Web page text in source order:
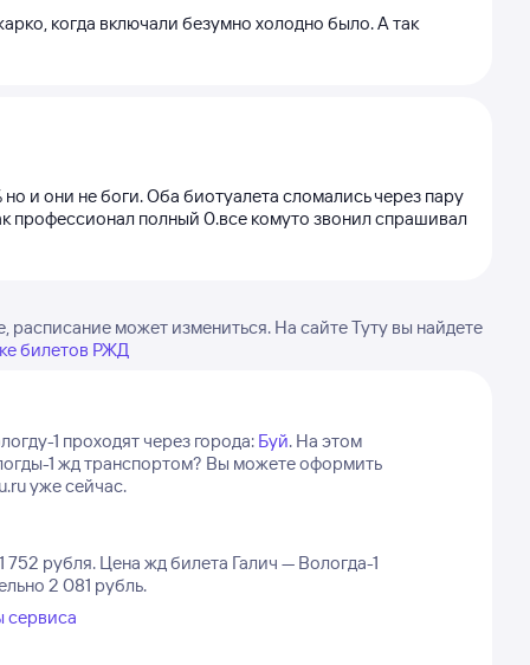
когда включали безумно холодно было. А так
и они не боги. Оба биотуалета сломались через пару
профессионал полный 0.все комуто звонил спрашивал
может измениться. На сайте Туту вы найдете
билетов РЖД
1 проходят через города: Буй. На этом
1 жд транспортом? Вы можете оформить
уже сейчас.
752 рубля. Цена жд билета Галич — Вологда-1
2 081 рубль.
сервиса